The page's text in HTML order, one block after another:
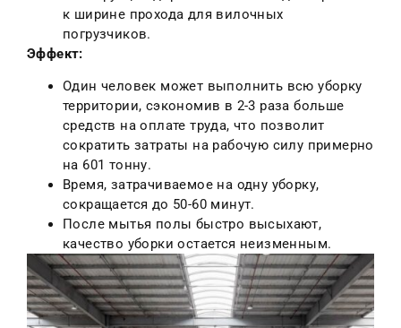
к ширине прохода для вилочных
погрузчиков.
Эффект:
Один человек может выполнить всю уборку
территории, сэкономив в 2-3 раза больше
средств на оплате труда, что позволит
сократить затраты на рабочую силу примерно
на 601 тонну.
Время, затрачиваемое на одну уборку,
сокращается до 50-60 минут.
После мытья полы быстро высыхают,
качество уборки остается неизменным.